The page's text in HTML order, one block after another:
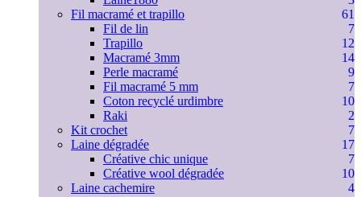
Fil macramé et trapillo
61
Fil de lin
7
Trapillo
12
Macramé 3mm
14
Perle macramé
9
Fil macramé 5 mm
7
Coton recyclé urdimbre
10
Raki
2
Kit crochet
7
Laine dégradée
17
Créative chic unique
7
Créative wool dégradée
10
Laine cachemire
4